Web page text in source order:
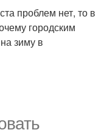
проблем нет, то в
городским
зиму в